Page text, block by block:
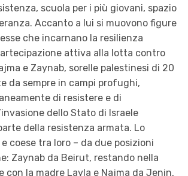
scuola per i più giovani, spazio
Accanto a lui si muovono figure
che incarnano la resilienza
attiva alla lotta contro
e Zaynab, sorelle palestinesi di 20
da sempre in campi profughi,
di resistere e di
dello Stato di Israele
della resistenza armata. Lo
coese tra loro – da due posizioni
Zaynab da Beirut, restando nella
con la madre Layla e Najma da Jenin,